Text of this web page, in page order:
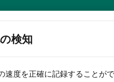
検知
速度を正確に記録すること